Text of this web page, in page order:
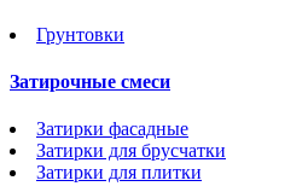
Грунтовки
Затирочные смеси
Затирки фасадные
Затирки для брусчатки
Затирки для плитки